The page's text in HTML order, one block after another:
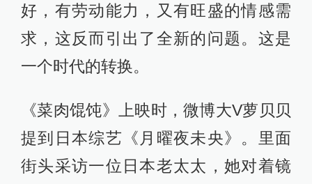
好，有劳动能力，又有旺盛的情感需
求，这反而引出了全新的问题。这是
一个时代的转换。
《菜肉馄饨》上映时，微博大V萝贝贝
提到日本综艺《月曜夜未央》。里面
街头采访一位日本老太太，她对着镜